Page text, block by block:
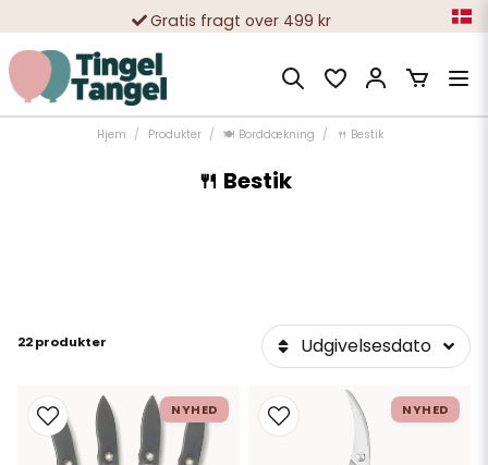
Gratis fragt over 499 kr
10 000-vis af tilfredse kunder
Hjem Produkter 🍽️ Borddækning 🍴 Bestik
🍴 Bestik
22 produkter Udgivelsesdato
NYHED NYHED